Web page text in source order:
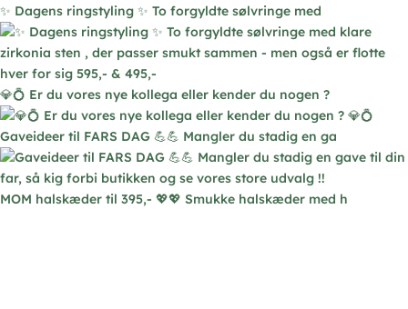
på
varesiden
✨ Dagens ringstyling ✨ To forgyldte sølvringe med
💎💍 Er du vores nye kollega eller kender du nogen ?
Gaveideer til FARS DAG 💪💪 Mangler du stadig en ga
MOM halskæder til 395,- 💖💖 Smukke halskæder med h